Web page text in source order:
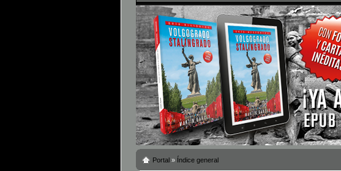
Portal » Índice general